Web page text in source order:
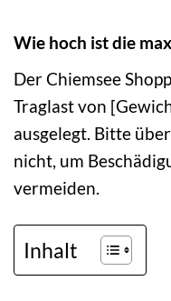
Wie hoch ist die
Der Chiemsee
Traglast von
ausgelegt. Bitte
nicht, um
vermeiden.
Inhalt